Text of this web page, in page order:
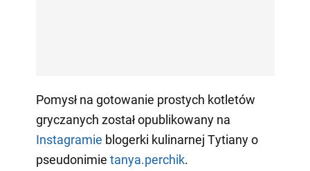
Pomysł na gotowanie prostych kotletów
gryczanych został opublikowany na
Instagramie blogerki kulinarnej Tуtiany o
pseudonimie tanya.perchik.